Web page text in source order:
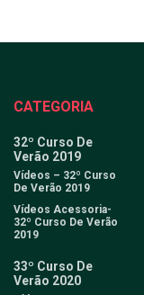
CATEGORIA
32º Curso De
Verão 2019
Vídeos – 32º Curso
De Verão 2019
Vídeos Acessoria-
32º Curso De Verão
2019
33º Curso De
Verão 2020